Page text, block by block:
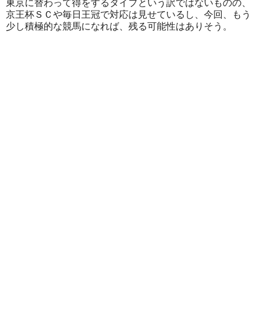
東京に替わって得をするタイプという訳ではないものの、
京王杯ＳＣや毎日王冠で対応は見せているし、今回、もう
少し積極的な競馬になれば、残る可能性はありそう。